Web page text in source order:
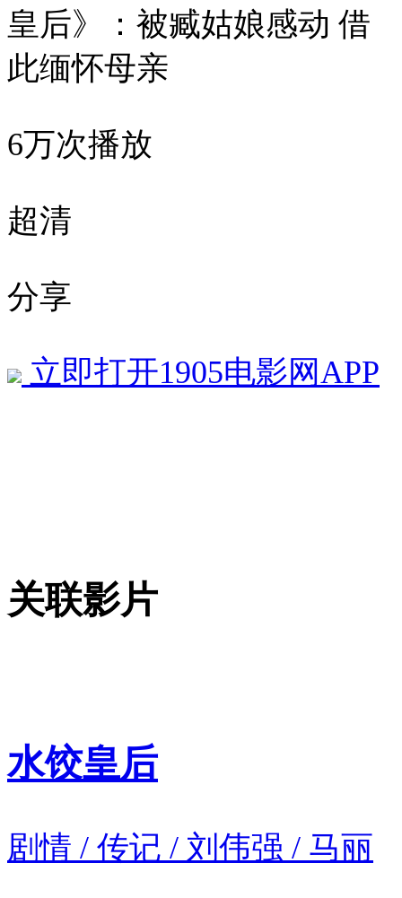
皇后》：被臧姑娘感动 借
此缅怀母亲
6万次播放
超清
分享
立即打开1905电影网APP
关联影片
水饺皇后
剧情 / 传记 / 刘伟强 / 马丽